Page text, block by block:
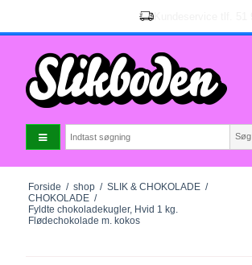
Søg
Forside / shop / SLIK & CHOKOLADE /
CHOKOLADE /
Fyldte chokoladekugler, Hvid 1 kg.
Flødechokolade m. kokos